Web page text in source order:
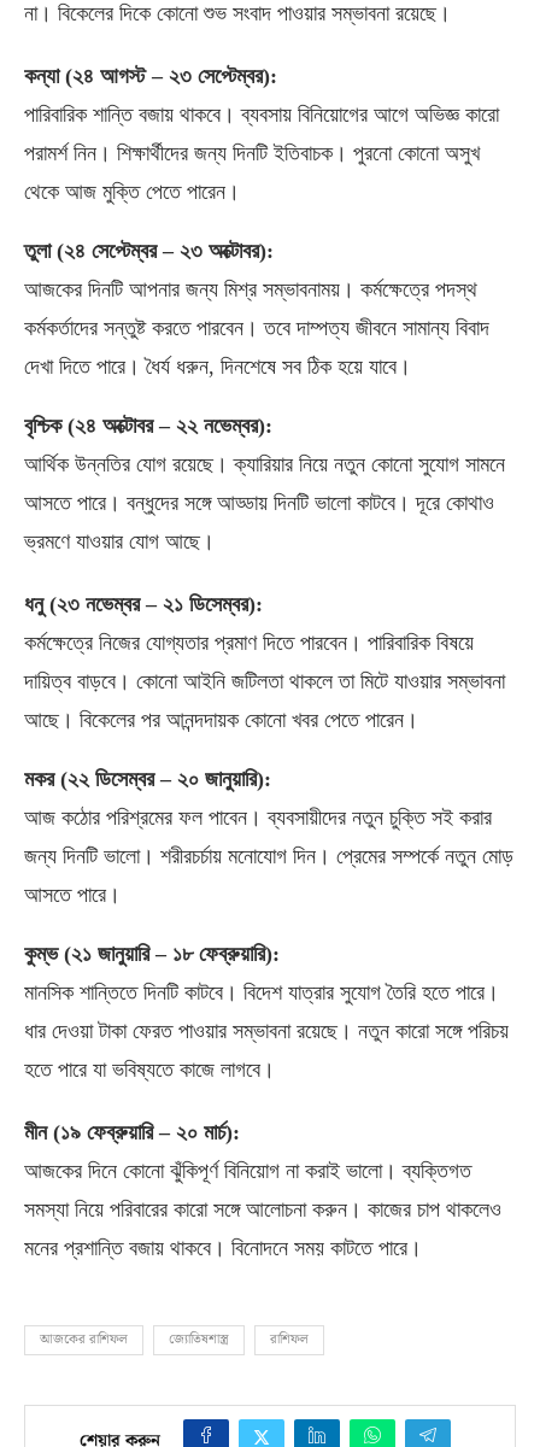
না। বিকেলের দিকে কোনো শুভ সংবাদ পাওয়ার সম্ভাবনা রয়েছে।
কন্যা(২৪ আগস্ট– ২৩ সেপ্টেম্বর):
পারিবারিক শান্তি বজায় থাকবে। ব্যবসায় বিনিয়োগের আগে অভিজ্ঞ কারো
পরামর্শ নিন। শিক্ষার্থীদের জন্য দিনটি ইতিবাচক। পুরনো কোনো অসুখ
থেকে আজ মুক্তি পেতে পারেন।
তুলা(২৪ সেপ্টেম্বর– ২৩ অক্টোবর):
আজকের দিনটি আপনার জন্য মিশ্র সম্ভাবনাময়। কর্মক্ষেত্রে পদস্থ
কর্মকর্তাদের সন্তুষ্ট করতে পারবেন। তবে দাম্পত্য জীবনে সামান্য বিবাদ
দেখা দিতে পারে। ধৈর্য ধরুন, দিনশেষে সব ঠিক হয়ে যাবে।
বৃশ্চিক (২৪ অক্টোবর– ২২ নভেম্বর):
আর্থিক উন্নতির যোগ রয়েছে। ক্যারিয়ার নিয়ে নতুন কোনো সুযোগ সামনে
আসতে পারে। বন্ধুদের সঙ্গে আড্ডায় দিনটি ভালো কাটবে। দূরে কোথাও
ভ্রমণে যাওয়ার যোগ আছে।
ধনু (২৩ নভেম্বর– ২১ ডিসেম্বর):
কর্মক্ষেত্রে নিজের যোগ্যতার প্রমাণ দিতে পারবেন। পারিবারিক বিষয়ে
দায়িত্ব বাড়বে। কোনো আইনি জটিলতা থাকলে তা মিটে যাওয়ার সম্ভাবনা
আছে। বিকেলের পর আনন্দদায়ক কোনো খবর পেতে পারেন।
মকর (২২ ডিসেম্বর– ২০ জানুয়ারি):
আজ কঠোর পরিশ্রমের ফল পাবেন। ব্যবসায়ীদের নতুন চুক্তি সই করার
জন্য দিনটি ভালো। শরীরচর্চায় মনোযোগ দিন। প্রেমের সম্পর্কে নতুন মোড়
আসতে পারে।
কুম্ভ (২১ জানুয়ারি– ১৮ ফেব্রুয়ারি):
মানসিক শান্তিতে দিনটি কাটবে। বিদেশ যাত্রার সুযোগ তৈরি হতে পারে।
ধার দেওয়া টাকা ফেরত পাওয়ার সম্ভাবনা রয়েছে। নতুন কারো সঙ্গে পরিচয়
হতে পারে যা ভবিষ্যতে কাজে লাগবে।
মীন (১৯ ফেব্রুয়ারি– ২০ মার্চ):
আজকের দিনে কোনো ঝুঁকিপূর্ণ বিনিয়োগ না করাই ভালো। ব্যক্তিগত
সমস্যা নিয়ে পরিবারের কারো সঙ্গে আলোচনা করুন। কাজের চাপ থাকলেও
মনের প্রশান্তি বজায় থাকবে। বিনোদনে সময় কাটতে পারে।
আজকের রাশিফল জ্যোতিষশাস্ত্র রাশিফল
শেয়ার করুন